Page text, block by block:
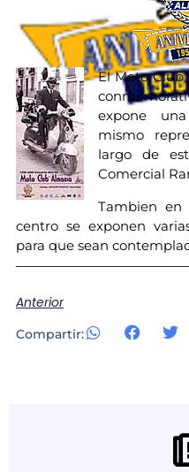
El Moto Club
expone
mismo
largo de
Comercial
Tambien
centro se exponen
para que sean
Anterior
Compartir: